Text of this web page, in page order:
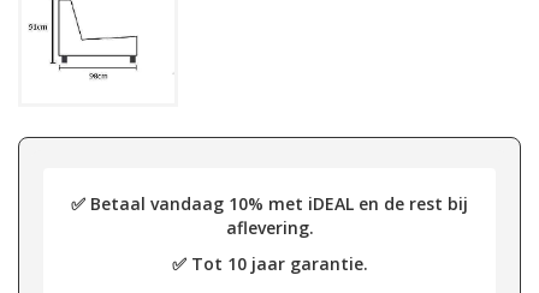
✅ Betaal vandaag 10% met iDEAL en de rest bij
aflevering.
✅ Tot 10 jaar garantie.